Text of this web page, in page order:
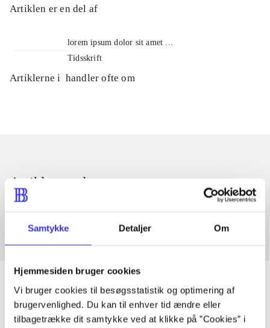
Samtykke Detaljer Om
Hjemmesiden bruger cookies
Vi bruger cookies til besøgsstatistik og optimering af
brugervenlighed. Du kan til enhver tid ændre eller
tilbagetrække dit samtykke ved at klikke på ”Cookies” i
Artiklen er en del af
lorem ipsum dolor sit amet ...
Tidsskrift
Artiklerne i handler ofte om
Artikler med samme emner
Fra
Artikler